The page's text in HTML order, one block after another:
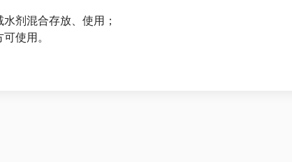
剂混合存放、使用；
使用。